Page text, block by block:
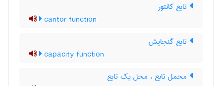
تابع کانتور
cantor function
تابع گنجایش
capacity function
محمل تابع ، محل یک تابع